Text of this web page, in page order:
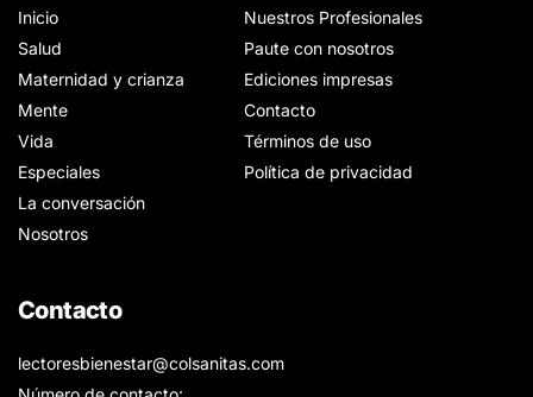
Inicio
Salud
Maternidad y crianza
Mente
Vida
Especiales
La conversación
Nosotros
Nuestros Profesionales
Paute con nosotros
Ediciones impresas
Contacto
Términos de uso
Política de privacidad
Contacto
lectoresbienestar@colsanitas.com